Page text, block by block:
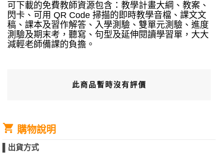
可下載的免費教師資源包含：教學計畫大綱、教案、
閃卡、可用 QR Code 掃描的即時教學音檔、課文文
稿、課本及習作解答、入學測驗、雙單元測驗、進度
測驗及期末考，聽寫、句型及延伸閱讀學習單，大大
減輕老師備課的負擔。
此商品暫時沒有評價
購物說明
出貨方式